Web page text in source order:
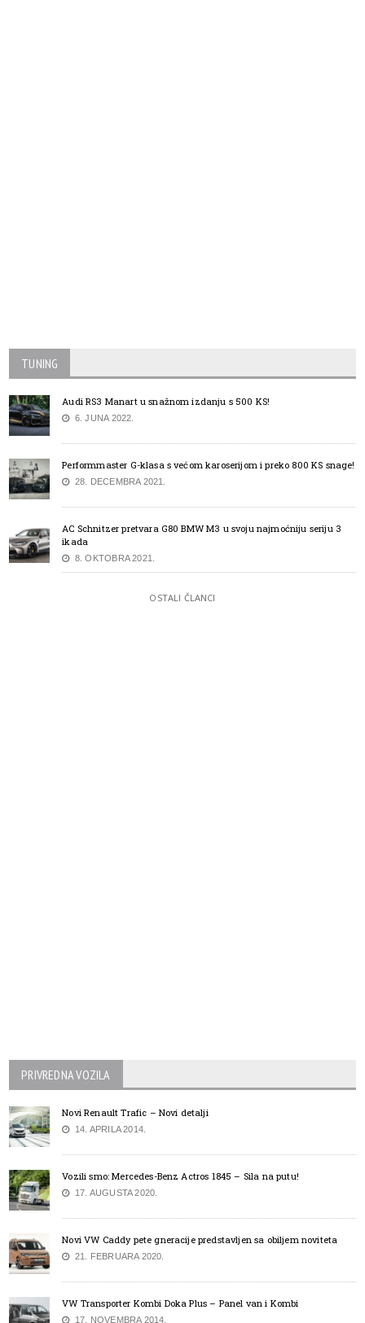
TUNING
Audi RS3 Manart u snažnom izdanju s 500 KS!
6. JUNA 2022.
Performmaster G-klasa s većom karoserijom i preko 800 KS snage!
28. DECEMBRA 2021.
AC Schnitzer pretvara G80 BMW M3 u svoju najmoćniju seriju 3
ikada
8. OKTOBRA 2021.
OSTALI ČLANCI
PRIVREDNA VOZILA
Novi Renault Trafic – Novi detalji
14. APRILA 2014.
Vozili smo: Mercedes-Benz Actros 1845 – Sila na putu!
17. AUGUSTA 2020.
Novi VW Caddy pete gneracije predstavljen sa obiljem noviteta
21. FEBRUARA 2020.
VW Transporter Kombi Doka Plus – Panel van i Kombi
17. NOVEMBRA 2014.